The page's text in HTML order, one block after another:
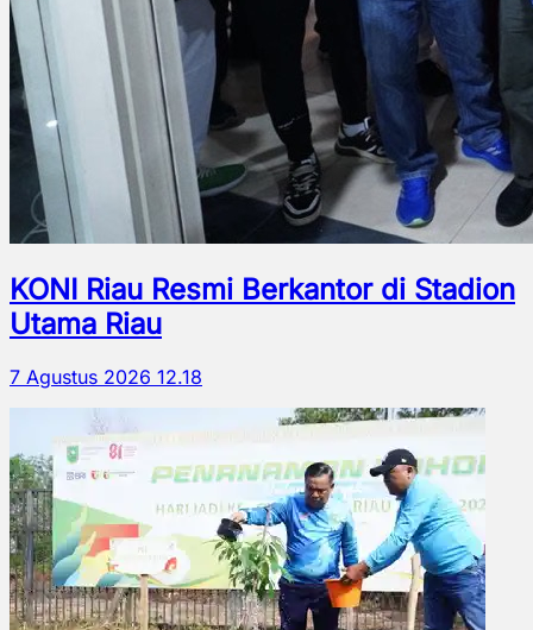
KONI Riau Resmi Berkantor di Stadion
Utama Riau
7 Agustus 2026 12.18